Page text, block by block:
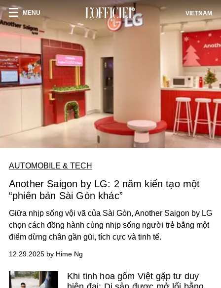
MENU VIETNAM
AUTOMOBILE & TECH
Another Saigon by LG: 2 năm kiến tạo một
“phiên bản Sài Gòn khác”
Giữa nhịp sống vội vã của Sài Gòn, Another Saigon by LG
chọn cách đồng hành cùng nhịp sống người trẻ bằng một
điểm dừng chân gần gũi, tích cực và tinh tế.
12.29.2025 by Hime Ng
Khi tinh hoa gốm Việt gặp tư duy